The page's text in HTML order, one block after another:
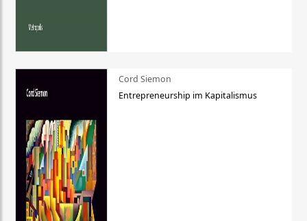
Cord Siemon
Entrepreneurship im Kapitalismus